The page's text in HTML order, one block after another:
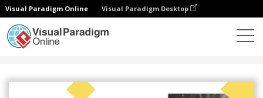
Visual Paradigm Online Visual Paradigm Desktop